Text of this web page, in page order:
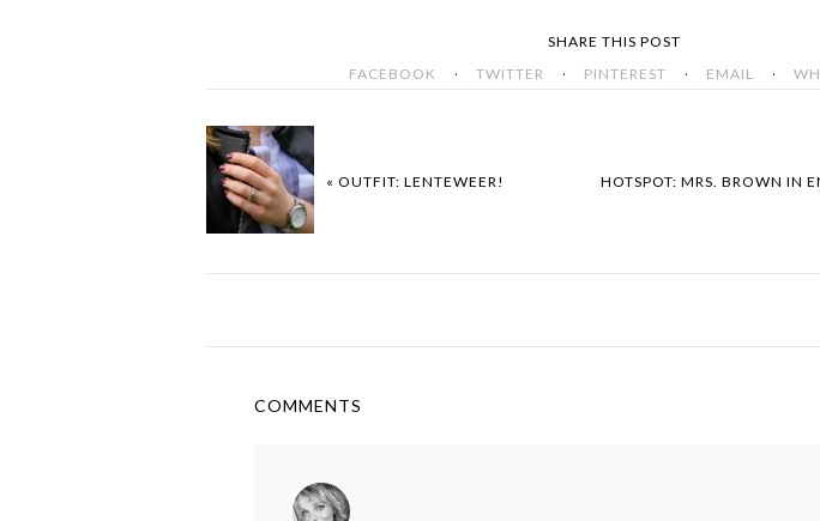
SHARE THIS POST
FACEBOOK
· TWITTER · PINTEREST · EMAIL ·
HOTSPOT: MRS. BROWN IN
« OUTFIT: LENTEWEER!
COMMENTS